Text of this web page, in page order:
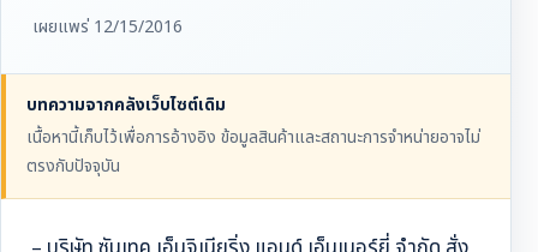
เผยแพร่ 12/15/2016
บทความจากคลังเว็บไซต์เดิม
เนื้อหานี้เก็บไว้เพื่อการอ้างอิง ข้อมูลสินค้าและสถานะการจำหน่ายอาจไม่
ตรงกับปัจจุบัน